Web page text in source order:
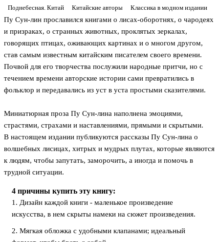
Поднебесная. Китай Китайские авторы Классика в модном издании
Пу Сун-лин прославился книгами о лисах-оборотнях, о чародеях
и призраках, о странных животных, проклятых зеркалах,
говорящих птицах, оживающих картинах и о многом другом,
став самым известным китайским писателем своего времени.
Почвой для его творчества послужили народные притчи, но с
течением времени авторские истории сами превратились в
фольклор и передавались из уст в уста простыми сказителями.
Миниатюрная проза Пу Сун-лина наполнена эмоциями,
страстями, страхами и наставлениями, прямыми и скрытыми.
В настоящем издании публикуются рассказы Пу Сун-лина о
волшебных лисицах, хитрых и мудрых плутах, которые являются
к людям, чтобы запутать, заморочить, а иногда и помочь в
трудной ситуации.
4 причины купить эту книгу:
1. Дизайн каждой книги - маленькое произведение
искусства, в нем скрыты намеки на сюжет произведения.
2. Мягкая обложка с удобными клапанами; идеальный